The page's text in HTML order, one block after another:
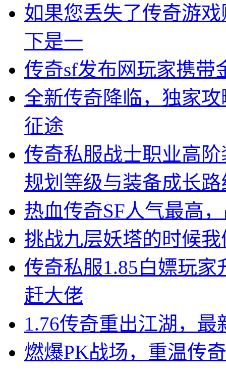
如果您丢失了传奇游
下是一
传奇sf发布网玩家携带
全新传奇降临，独家
征途
传奇私服战士职业高
规划等级与装备成长路
热血传奇SF人气最高
挑战九层妖塔的时候
传奇私服1.85白嫖玩
赶大佬
1.76传奇重出江湖，
燃爆PK战场，重温传